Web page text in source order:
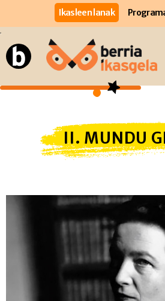
Ikasleen lanak
II. MUNDU